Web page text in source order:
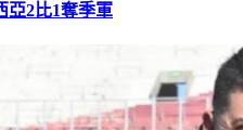
2比1奪季軍